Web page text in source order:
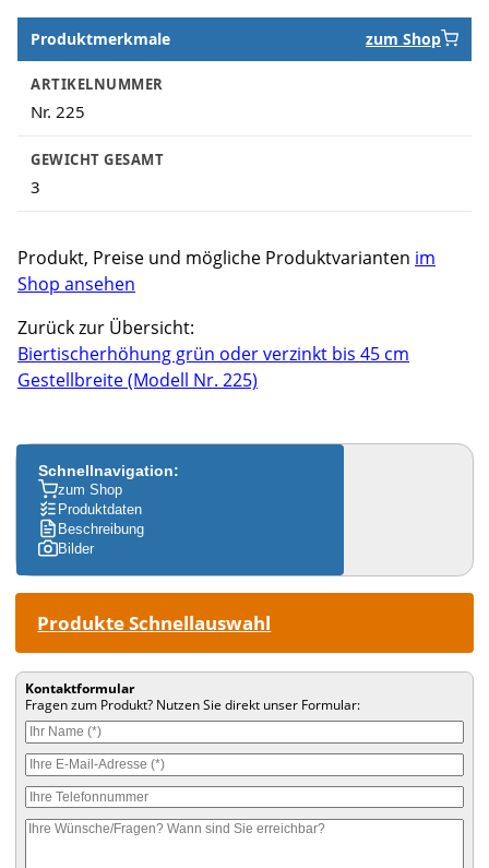
Produktmerkmale zum Shop
ARTIKELNUMMER
Nr. 225
GEWICHT GESAMT
3
Produkt, Preise und mögliche Produktvarianten im
Shop ansehen
Zurück zur Übersicht:
Biertischerhöhung grün oder verzinkt bis 45 cm
Gestellbreite (Modell Nr. 225)
Schnellnavigation:
zum Shop
Produktdaten
Beschreibung
Bilder
Produkte Schnellauswahl
Kontaktformular
Fragen zum Produkt? Nutzen Sie direkt unser Formular: